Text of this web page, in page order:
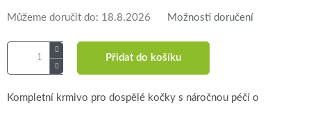
Můžeme doručit do: 18.8.2026 Možnosti doručení
Přidat do košíku
Kompletní krmivo pro dospělé kočky s náročnou péčí o